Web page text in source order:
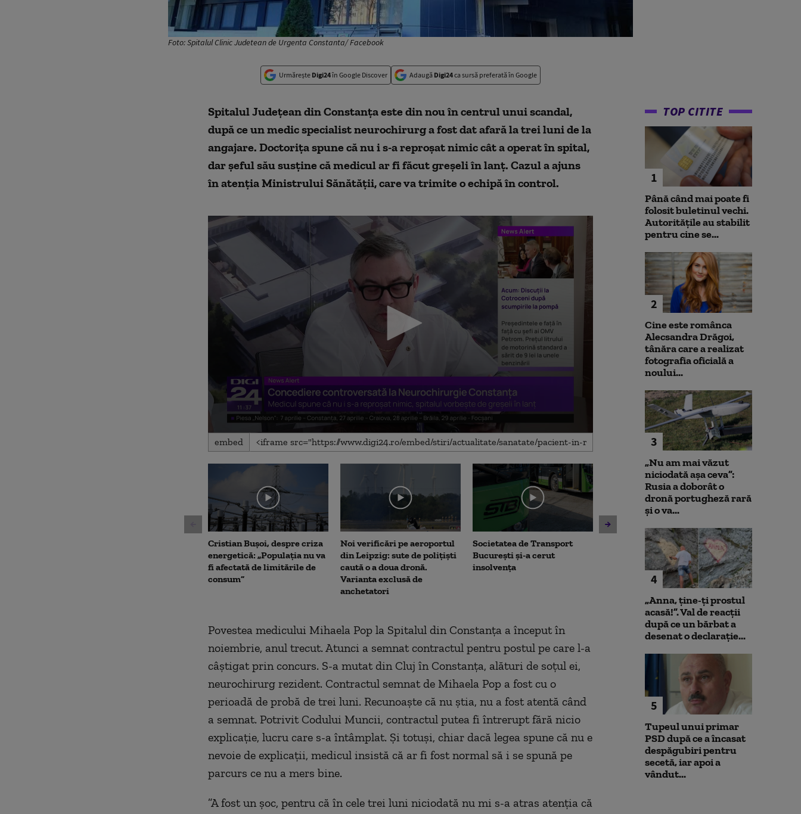
Foto: Spitalul Clinic Judetean de Urgenta Constanta/ Facebook
Urmărește Digi24în Google Discover Adaugă Digi24ca sursă preferată în Google
Spitalul Județean din Constanța este din nou în centrul unui scandal,
după ce un medic specialist neurochirurg a fost dat afară la trei luni de la
angajare. Doctorița spune că nu i s-a reproșat nimic cât a operat în spital,
dar șeful său susține că medicul ar fi făcut greșeli în lanț. Cazul a ajuns
în atenția Ministrului Sănătății, care va trimite o echipă în control.
0
seconds
7
minutes,
Volume
90%
embed
Cristian Bușoi, despre criza
energetică: „Populația nu va
fi afectată de limitările de
consum”
Noi verificări pe aeroportul
din Leipzig: sute de polițiști
caută o a doua dronă.
Varianta exclusă de
anchetatori
Societatea de Transport
București și-a cerut
insolvența
Avertisment de la Bruxelles
după scandalul centralelor
pe cărbune: „Blocarea
angajamentelor din PNRR
poate avea consecințe
financiare”
Noua lege a
deschide
parteneriatul
Nu poți
fără să oferi și
Povestea medicului Mihaela Pop la Spitalul din Constanța a început în
noiembrie, anul trecut. Atunci a semnat contractul pentru postul pe care l-a
câștigat prin concurs. S-a mutat din Cluj în Constanța, alături de soțul ei,
neurochirurg rezident. Contractul semnat de Mihaela Pop a fost cu o
perioadă de probă de trei luni. Recunoaște că nu știa, nu a fost atentă când
a semnat. Potrivit Codului Muncii, contractul putea fi întrerupt fără nicio
explicație, lucru care s-a întâmplat. Și totuși, chiar dacă legea spune că nu e
nevoie de explicații, medicul insistă că ar fi fost normal să i se spună pe
parcurs ce nu a mers bine.
”A fost un șoc, pentru că în cele trei luni niciodată nu mi s-a atras atenția că
TOP CITITE
1
Până când mai poate fi
folosit buletinul vechi.
Autoritățile au stabilit
pentru cine se...
2
Cine este românca
Alecsandra Drăgoi,
tânăra care a realizat
fotografia oficială a
noului...
3
„Nu am mai văzut
niciodată așa ceva”:
Rusia a doborât o
dronă portugheză rară
și o va...
4
„Anna, ţine-ţi prostul
acasă!”. Val de reacții
după ce un bărbat a
desenat o declarație...
5
Tupeul unui primar
PSD după ce a încasat
despăgubiri pentru
secetă, iar apoi a
vândut...